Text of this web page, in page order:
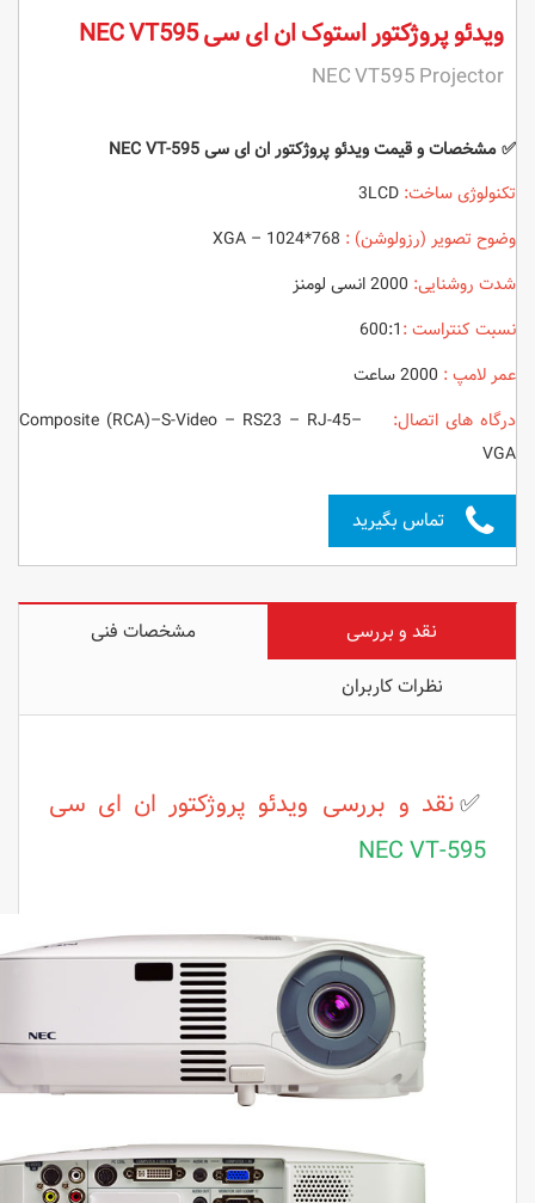
ویدئو پروژکتور استوک ان ای سی NEC VT595
NEC VT595 Projector
✅ مشخصات و قیمت ویدئو پروژکتور ان ای سی NEC VT-595
تکنولوژی ساخت:
وضوح تصویر (رزولوشن) :
شدت روشنایی:
نسبت کنتراست :600:1
عمر لامپ :
درگاه های اتصال:
Composite (RCA)–S-Video – RS23 – RJ-45–
VGA
تماس بگیرید
نقد و بررسی
مشخصات فنی
نظرات کاربران
✅نقد و بررسی ویدئو پروژکتور ان ای سی
NEC VT-595